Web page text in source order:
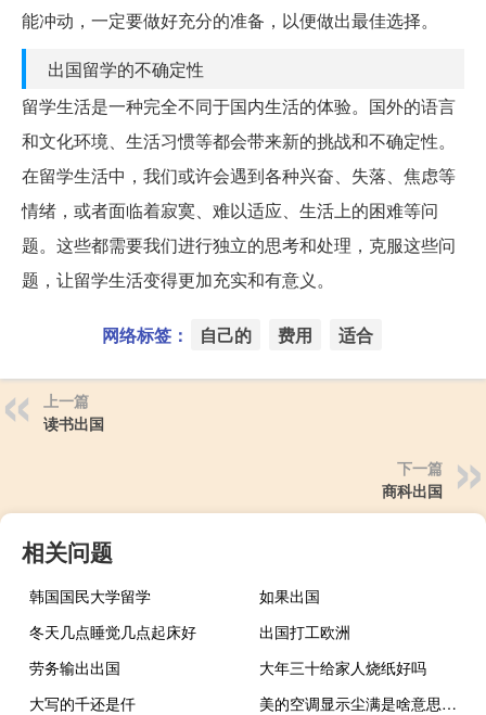
能冲动，一定要做好充分的准备，以便做出最佳选择。
出国留学的不确定性
留学生活是一种完全不同于国内生活的体验。国外的语言
和文化环境、生活习惯等都会带来新的挑战和不确定性。
在留学生活中，我们或许会遇到各种兴奋、失落、焦虑等
情绪，或者面临着寂寞、难以适应、生活上的困难等问
题。这些都需要我们进行独立的思考和处理，克服这些问
题，让留学生活变得更加充实和有意义。
网络标签： 自己的 费用 适合
上一篇
读书出国
下一篇
商科出国
相关问题
韩国国民大学留学
如果出国
冬天几点睡觉几点起床好
出国打工欧洲
劳务输出出国
大年三十给家人烧纸好吗
大写的千还是仟
美的空调显示尘满是啥意思（美的空调显示尘满）